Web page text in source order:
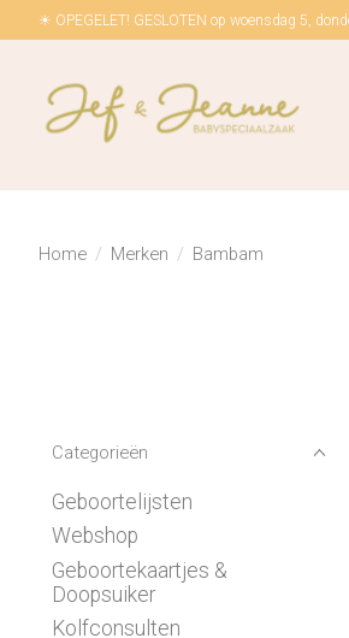
☀ OPEGELET! GESLOTEN op woensdag 5,
Home / Merken / Bambam
Categorieën
Geboortelijsten
Webshop
Geboortekaartjes &
Doopsuiker
Kolfconsulten